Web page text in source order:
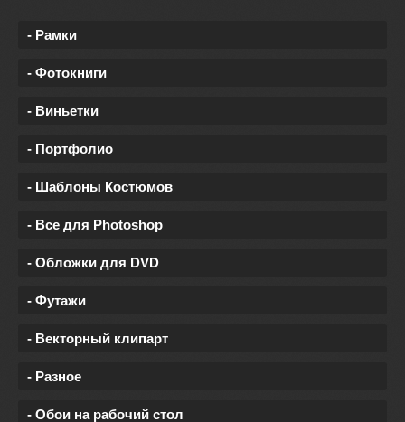
- Рамки
- Фотокниги
- Виньетки
- Портфолио
- Шаблоны Костюмов
- Все для Photoshop
- Обложки для DVD
- Футажи
- Векторный клипарт
- Разное
- Обои на рабочий стол